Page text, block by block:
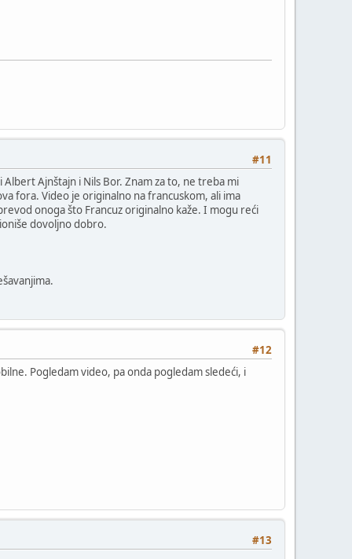
#11
Ajnštajn i Nils Bor. Znam za to, ne treba mi
fora. Video je originalno na francuskom, ali ima
onoga što Francuz originalno kaže. I mogu reći
dovoljno dobro.
#12
Pogledam video, pa onda pogledam sledeći, i
#13